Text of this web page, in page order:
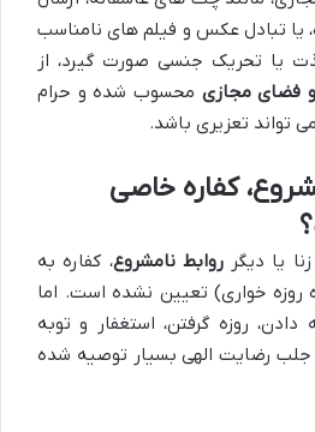
یا تبادل عکس و فیلم های نامناسب
یا تحریک جنسی صورت گیرد، از
و فضای مجازی محسوب شده و حرام
تواند تعزیری باشد.
کفاره خاصی
یا دیگرروابط نامشروع، کفاره به
روزه خواری) تعیین نشده است. اما
روزه گرفتن، استغفار و توبه
و جلب رضایت الهی بسیار توصیه شده